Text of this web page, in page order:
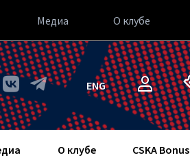
Медиа О клубе
ENG
О клубе CSKA Bonus